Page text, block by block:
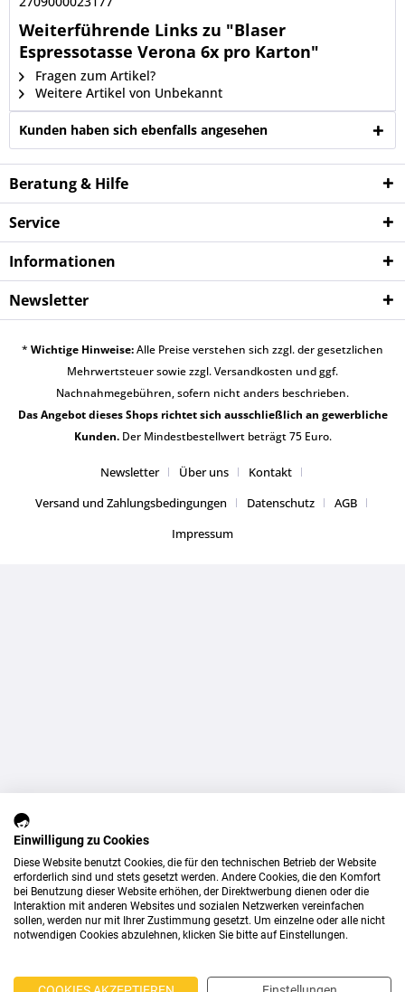
Weiterführende Links zu "Blaser
Espressotasse Verona 6x pro Karton"
Fragen zum Artikel?
Weitere Artikel von Unbekannt
Kunden haben sich ebenfalls angesehen
Beratung & Hilfe
Service
Informationen
Newsletter
* Wichtige Hinweise:Alle Preise verstehen sich zzgl. der gesetzlichen
Mehrwertsteuer sowie zzgl.Versandkosten und ggf.
Nachnahmegebühren, sofern nicht anders beschrieben.
Das Angebot dieses Shops richtet sich ausschließlich an gewerbliche
Kunden.Der Mindestbestellwert beträgt 75 Euro.
Newsletter Über uns
Kontakt
Versand und Zahlungsbedingungen
Datenschutz
AGB
Impressum
Einwilligung zu Cookies
Diese Website benutzt Cookies, die für den technischen Betrieb der Website
erforderlich sind und stets gesetzt werden. Andere Cookies, die den Komfort
bei Benutzung dieser Website erhöhen, der Direktwerbung dienen oder die
Interaktion mit anderen Websites und sozialen Netzwerken vereinfachen
sollen, werden nur mit Ihrer Zustimmung gesetzt. Um einzelne oder alle nicht
notwendigen Cookies abzulehnen, klicken Sie bitte auf Einstellungen.